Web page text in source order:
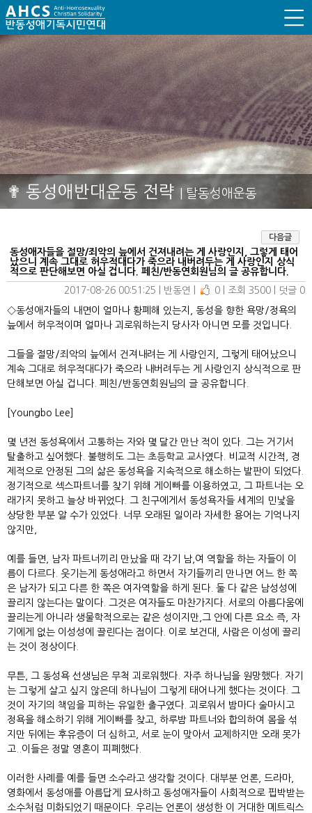
✟ 동성애반대운동 전략 | 탈동성애운동
다음글
동성애자들을 절망/죄악의 늪에서 건져내려는 게 사랑인지, 그렇게 태어
났으니 계속 그대로 허우적대다가 죽으라 내버려두는 게 사랑인지 상식
적으로 판단해보면 아실 겁니다. 페친/반동연회원님의 글 공유합니다.
2017-08-26 00:51:25
반동연 0 조회 3500 덧글 0
◇동성애자들의 내면이 얼마나 황폐해 있는지, 동성을 향한 욕망/정욕의
늪에서 허우적이며 얼마나 괴로워하는지 당사자 아니면 모를 것입니다.
그들을 절망/죄악의 늪에서 건져내려는 게 사랑인지, 그렇게 태어났으니
계속 그대로 허우적대다가 죽으라 내버려두는 게 사랑인지 상식적으로 판
단해보면 아실 겁니다. 페친/반동연회원님의 글 공유합니다.
[Youngbo Lee]
몇 년전 동성욕에서 고통하는 자와 몇 달간 만난 적이 있다. 그는 거기서
탈출하고 싶어했다. 불행히도 그는 초등학교 교사였다. 비교적 시간적, 경
제적으로 안정된 그의 삶은 동성욕을 지속적으로 해소하는 발판이 되었다.
정기적으로 섹스파트너를 찾기 위해 게이빠를 이용하였고, 그 파트너는 오
래가지 못하고 늘상 바뀌었다. 그 친구에게서 동성욕자들 세계의 민낯을
상당한 부분 알 수가 있었다. 너무 오래된 일이라 자세한 용어는 기억나지
않지만,
예를 들면, 남자 파트너끼리 만났을 때 각기 남,여 역할을 하는 자들이 이
름이 다르다. 웃기는게 동성애라고 하면서 자기들끼리 만나면 어느 한 쪽
은 남자가 되고 다른 한 쪽은 여자역할을 하게 된다. 둘 다 같은 남성성에
끌리지 않는다는 말이다. 그것은 여자들도 마찬가지다. 서로의 아름다움에
끌리는게 아니라 생물학적으로는 같은 성이지만,그 안에 다른 요소 즉, 자
기에게 없는 이성성에 끌린다는 점이다. 이로 보건대, 사람은 이성에 끌리
는 것이 정상이다.
무튼, 그 동성욕 선생님은 무척 괴로워했다. 자주 하나님을 원망했다. 자기
는 그렇게 살고 싶지 않은데 하나님이 그렇게 태어나게 했다는 것이다. 그
것이 자기의 책임을 피하는 유일한 출구였다. 괴로워서 밤마다 술마시고
정욕을 해소하기 위해 게이빠를 찾고, 하루밤 파트너와 합의하여 몸을 섞
지만 뒤에는 후유증이 더 심하고, 서로 눈이 맞아서 교제하지만 오래 못가
고..이들은 정말 영혼이 피폐했다.
이러한 사례를 예를 들면 소수라고 생각할 것이다. 대부분 언론, 드라마,
영화에서 동성애를 아름답게 묘사하고 동성애자들이 사회적으로 핍박받는
소수처럼 미화되었기 때문이다. 우리는 언론이 생성한 이 거대한 메트릭스